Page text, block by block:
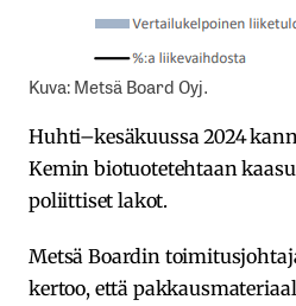
Kuva: Metsä Board Oyj.
Huhti–kesäkuussa 2024
Kemin biotuotetehtaan
poliittiset lakot.
Metsä Boardin
kertoo, että